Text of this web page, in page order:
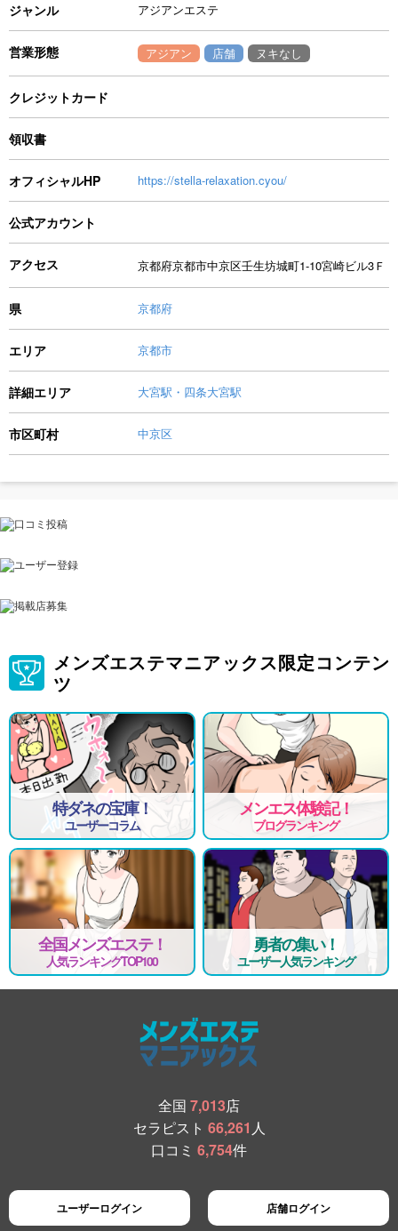
ジャンル アジアンエステ
営業形態 アジアン 店舗 ヌキなし
クレジットカード
領収書
オフィシャルHP https://stella-relaxation.cyou/
公式アカウント
アクセス 京都府京都市中京区壬生坊城町1-10宮崎ビル3Ｆ
県 京都府
エリア 京都市
詳細エリア 大宮駅・四条大宮駅
市区町村 中京区
メンズエステマニアックス限定コンテン
ツ
特ダネの宝庫！
ユーザーコラム
メンエス体験記！
ブログランキング
全国メンズエステ！
人気ランキングTOP100
勇者の集い！
ユーザー人気ランキング
全国 7,013店
セラピスト 66,261 人
口コミ 6,754件
ユーザーログイン 店舗ログイン